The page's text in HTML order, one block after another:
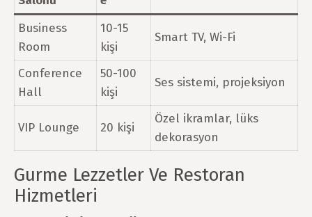
Business
Room
10-15
kişi
Smart TV, Wi-Fi
Conference
Hall
50-100
kişi
Ses sistemi, projeksiyon
VIP Lounge 20 kişi
Özel ikramlar, lüks
dekorasyon
Gurme Lezzetler Ve Restoran
Hizmetleri